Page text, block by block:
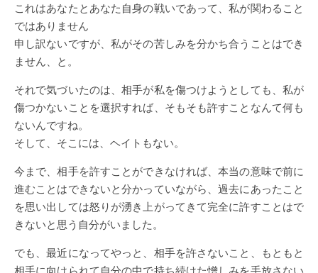
これはあなたとあなた自身の戦いであって、私が関わること
ではありません
申し訳ないですが、私がその苦しみを分かち合うことはでき
ません、と。
それで気づいたのは、相手が私を傷つけようとしても、私が
傷つかないことを選択すれば、そもそも許すことなんて何も
ないんですね。
そして、そこには、ヘイトもない。
今まで、相手を許すことができなければ、本当の意味で前に
進むことはできないと分かっていながら、過去にあったこと
を思い出しては怒りが湧き上がってきて完全に許すことはで
きないと思う自分がいました。
でも、最近になってやっと、相手を許さないこと、もともと
相手に向けられて自分の中で持ち続けた憎しみを手放さない